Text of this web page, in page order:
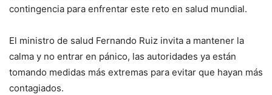
contingencia para enfrentar este reto en salud mundial.
El ministro de salud Fernando Ruiz invita a mantener la
calma y no entrar en pánico, las autoridades ya están
tomando medidas más extremas para evitar que hayan más
contagiados.